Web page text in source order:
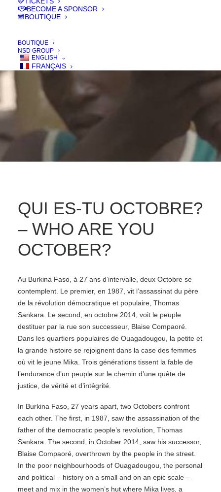
BECOME A SPONSOR
BOUTIQUE
BOUTIQUE
NSD GROUP
ENGLISH
FRANÇAIS
OCTOBER?
QUI ES-TU OCTOBRE?
– WHO ARE YOU
OCTOBER?
Au Burkina Faso, à 27 ans d’intervalle, deux Octobre se
contemplent. Le premier, en 1987, vit l’assassinat du père
de la révolution démocratique et populaire, Thomas
Sankara. Le second, en octobre 2014, voit le peuple
destituer par la rue son successeur, Blaise Compaoré.
Dans les quartiers populaires de Ouagadougou, la petite et
la grande histoire se rejoignent dans la case des femmes
où vit le jeune Mika. Trois générations tissent la fable de
l’endurance d’un peuple sur le chemin d’une quête de
justice, de vérité et d’intégrité.
In Burkina Faso, 27 years apart, two Octobers confront
each other. The first, in 1987, saw the assassination of the
father of the democratic people’s revolution, Thomas
Sankara. The second, in October 2014, saw his successor,
Blaise Compaoré, overthrown by the people in the street.
In the poor neighbourhoods of Ouagadougou, the personal
and political – history on a small and on an epic scale –
meet and mix in the women’s hut where Mika lives, a